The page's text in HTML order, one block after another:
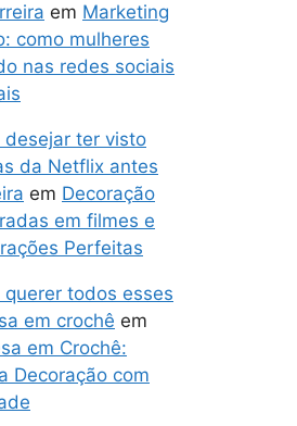
em Marketing
como mulheres
nas redes sociais
desejar ter visto
da Netflix antes
em Decoração
em filmes e
Perfeitas
todos esses
em crochê em
em Crochê:
Decoração com